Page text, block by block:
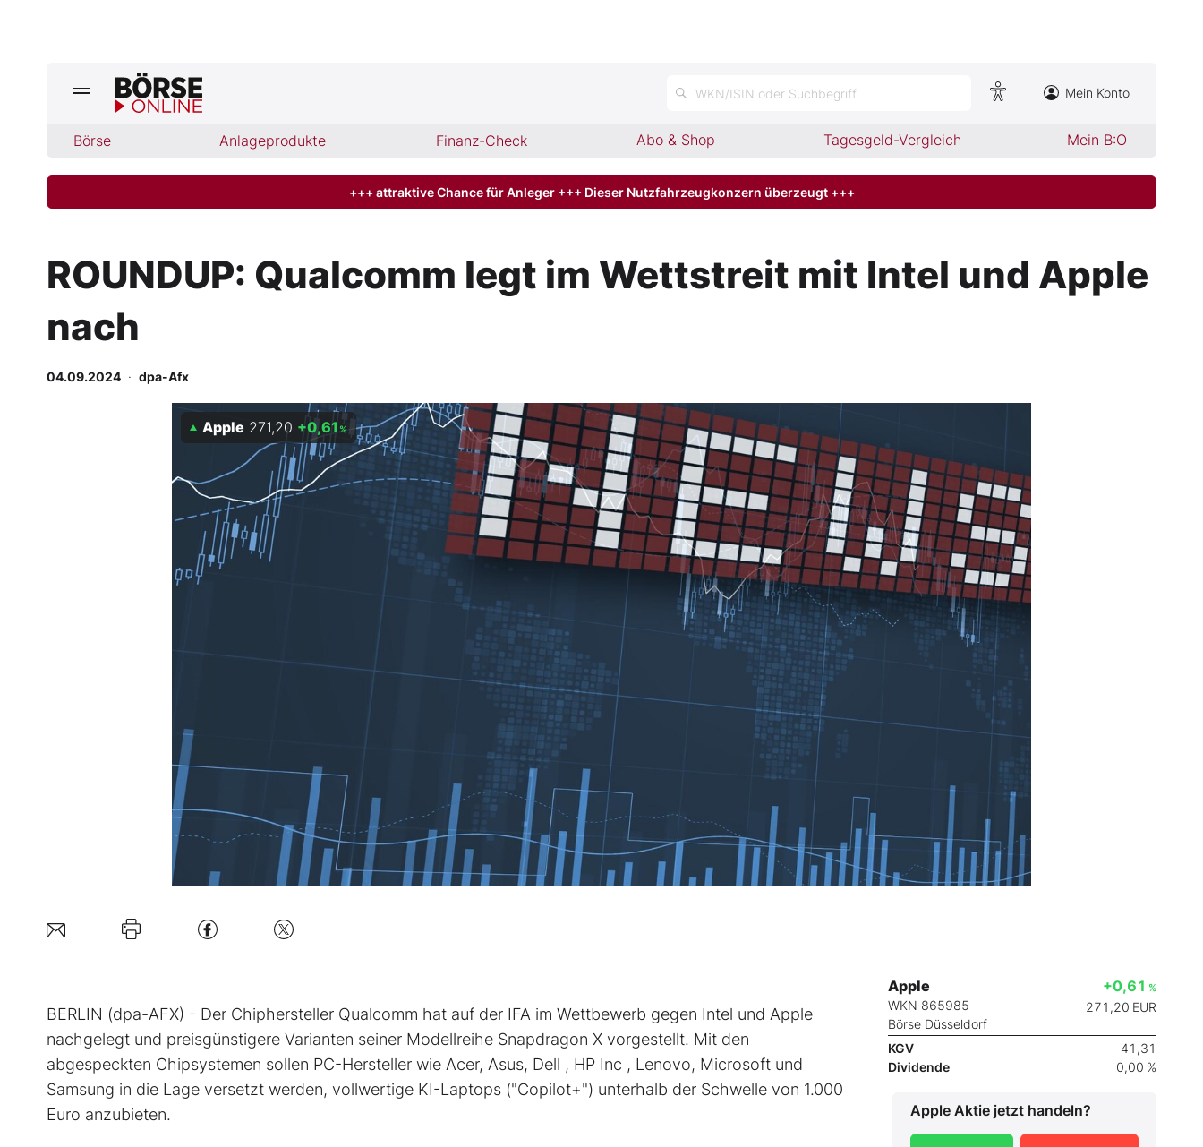
WKN/ISIN oder Suchbegriff Mein Konto
Börse Anlageprodukte Finanz-Check Abo & Shop Tagesgeld-Vergleich Mein B:O
Jetzt aktuelle Ausgabe BÖRSE ONLINE lesen
Finanz-Check
Abo & Shop
BO-Musterdepots
Experten
Mein B:O
Mein Konto
+++ attraktive Chance für Anleger +++ Dieser Nutzfahrzeugkonzern überzeugt +++
ROUNDUP: Qualcomm legt im Wettstreit mit Intel und Apple
nach
04.09.2024 · dpa-Afx
Apple 271,20 +0,61 %
BERLIN (dpa-AFX) - Der Chiphersteller Qualcomm hat auf der IFA im Wettbewerb gegen Intel und Apple
nachgelegt und preisgünstigere Varianten seiner Modellreihe Snapdragon X vorgestellt. Mit den
abgespeckten Chipsystemen sollen PC-Hersteller wie Acer, Asus, Dell , HP Inc , Lenovo, Microsoft und
Samsung in die Lage versetzt werden, vollwertige KI-Laptops ("Copilot+") unterhalb der Schwelle von 1.000
Euro anzubieten.
Apple
WKN 865985
Börse Düsseldorf
+0,61 %
271,20 EUR
KGV
41,31
Dividende
0,00 %
Apple Aktie jetzt handeln?